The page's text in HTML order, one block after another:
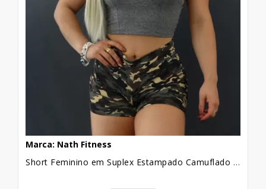
Marca: Nath Fitness
Short Feminino em Suplex Estampado Camuflado Contorno Pequeno [2109146]